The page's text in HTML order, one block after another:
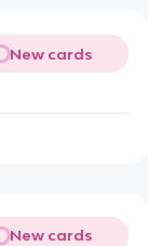
New cards
New cards